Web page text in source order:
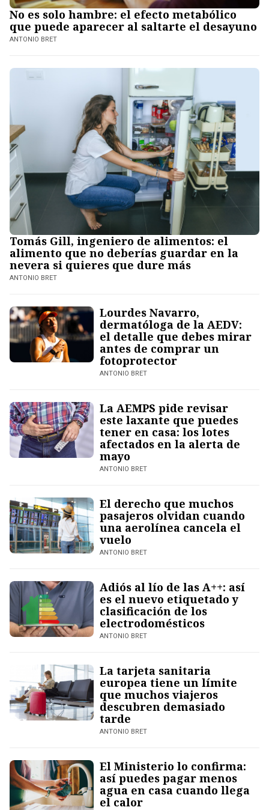
No es solo hambre: el efecto metabólico
que puede aparecer al saltarte el desayuno
ANTONIO BRET
Tomás Gill, ingeniero de alimentos: el
alimento que no deberías guardar en la
nevera si quieres que dure más
ANTONIO BRET
Lourdes Navarro,
dermatóloga de la AEDV:
el detalle que debes mirar
antes de comprar un
fotoprotector
ANTONIO BRET
La AEMPS pide revisar
este laxante que puedes
tener en casa: los lotes
afectados en la alerta de
mayo
ANTONIO BRET
El derecho que muchos
pasajeros olvidan cuando
una aerolínea cancela el
vuelo
ANTONIO BRET
Adiós al lío de las A++: así
es el nuevo etiquetado y
clasificación de los
electrodomésticos
ANTONIO BRET
La tarjeta sanitaria
europea tiene un límite
que muchos viajeros
descubren demasiado
tarde
ANTONIO BRET
El Ministerio lo confirma:
así puedes pagar menos
agua en casa cuando llega
el calor